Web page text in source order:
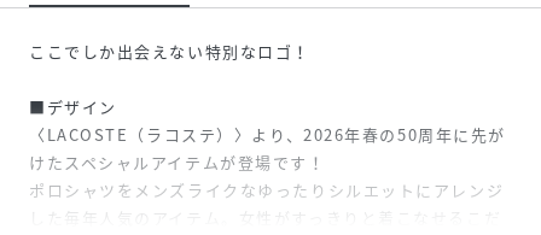
ここでしか出会えない特別なロゴ！
■デザイン
〈LACOSTE（ラコステ）〉より、2026年春の50周年に先が
けたスペシャルアイテムが登場です！
ポロシャツをメンズライクなゆったりシルエットにアレンジ
した毎年人気のアイテム。女性がすっきりと着こなせるこだ